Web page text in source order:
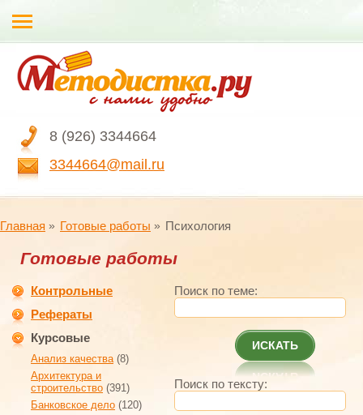
8 (926) 3344664
3344664@mail.ru
Главная Готовые работы Психология
Готовые работы
Контрольные
Рефераты
Курсовые
Анализ качества(8)
Архитектура и
строительство (391)
Банковское дело (120)
Поиск по теме:
ИСКАТЬ
Поиск по тексту: